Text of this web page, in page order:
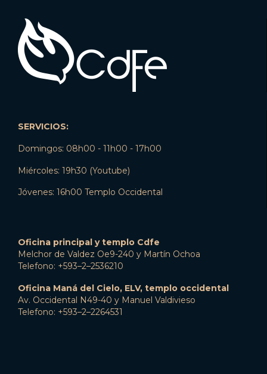
SERVICIOS:
Domingos: 08h00 - 11h00 - 17h00
Miércoles: 19h30 (Youtube)
Jóvenes: 16h00 Templo Occidental
Oficina principal y templo Cdfe
Melchor de Valdez Oe9-240 y Martín Ochoa
Telefono: +593–2–2536210
Oficina Maná del Cielo, ELV, templo occidental
Av. Occidental N49-40 y Manuel Valdivieso
Telefono: +593–2–2264531